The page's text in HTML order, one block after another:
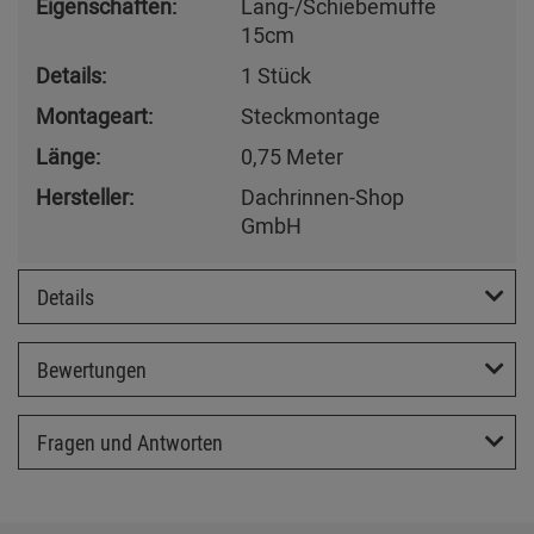
Eigenschaften:
Lang-/Schiebemuffe
15cm
Details:
1 Stück
Montageart:
Steckmontage
Länge:
0,75 Meter
Hersteller:
Dachrinnen-Shop
GmbH
Details
Bewertungen
Fragen und Antworten